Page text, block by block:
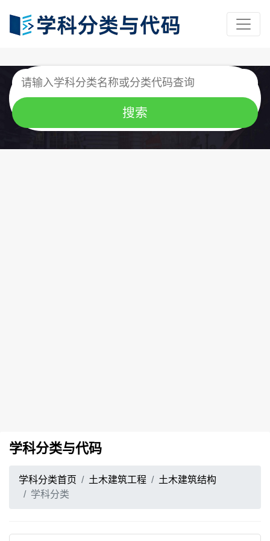
学科分类与代码
学科分类首页 土木建筑工程
土木建筑结构
学科分类